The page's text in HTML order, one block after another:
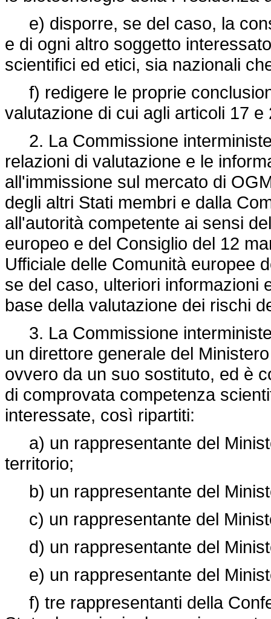
e) disporre, se del caso, la
e di ogni altro soggetto
scientifici ed etici, sia nazionali
f) redigere le proprie
valutazione di cui agli articoli 17 e
2. La Commissione
relazioni di valutazione e le
all'immissione sul mercato di
degli altri Stati membri e dalla
all'autorità competente ai sensi
europeo e del Consiglio del 12
Ufficiale delle Comunità europee
se del caso, ulteriori informazioni
base della valutazione dei rischi
3. La Commissione
un direttore generale del
ovvero da un suo sostituto, ed è
di comprovata competenza
interessate, così ripartiti:
a) un rappresentante del
territorio;
b) un rappresentante del
c) un rappresentante del
d) un rappresentante del
e) un rappresentante del
f) tre rappresentanti della